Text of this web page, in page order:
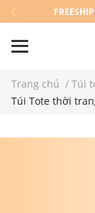
Trang chủ / Túi
Túi Tote thời